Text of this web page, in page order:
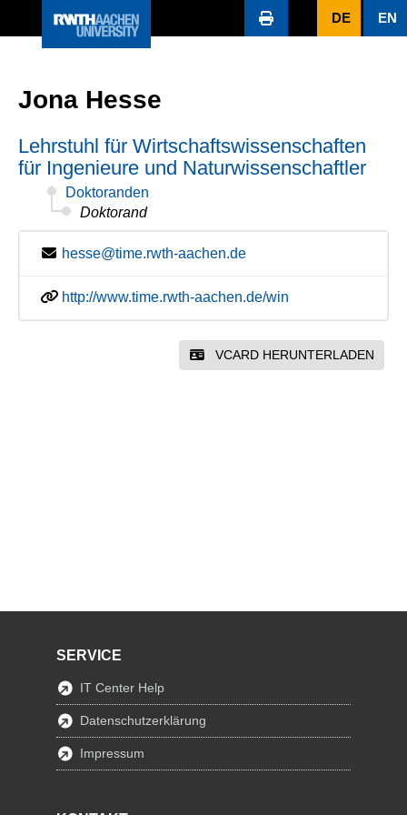
DE EN
Jona Hesse
Lehrstuhl für Wirtschaftswissenschaften
für Ingenieure und Naturwissenschaftler
Doktoranden
Doktorand
hesse@time.rwth-aachen.de
http://www.time.rwth-aachen.de/win
VCARD HERUNTERLADEN
SERVICE
IT Center Help
Datenschutzerklärung
Impressum